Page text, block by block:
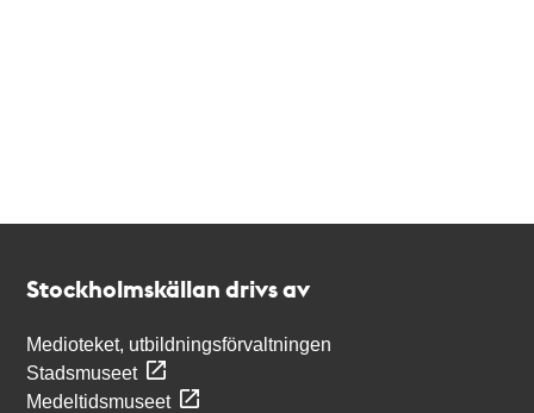
Stockholmskällan drivs av
Medioteket, utbildningsförvaltningen
Stadsmuseet
Medeltidsmuseet